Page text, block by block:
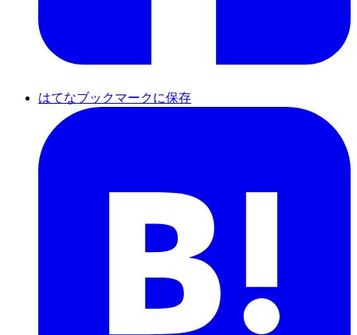
はてなブックマークに保存